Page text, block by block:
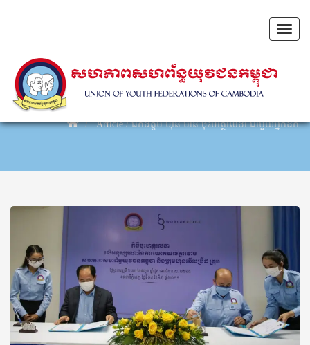
Toggle
Article /ឯកឧត្តម ហ៊ុន ម៉ានី ចុះហត្ថលេខា ជាមួយអ្នកឧកញ៉